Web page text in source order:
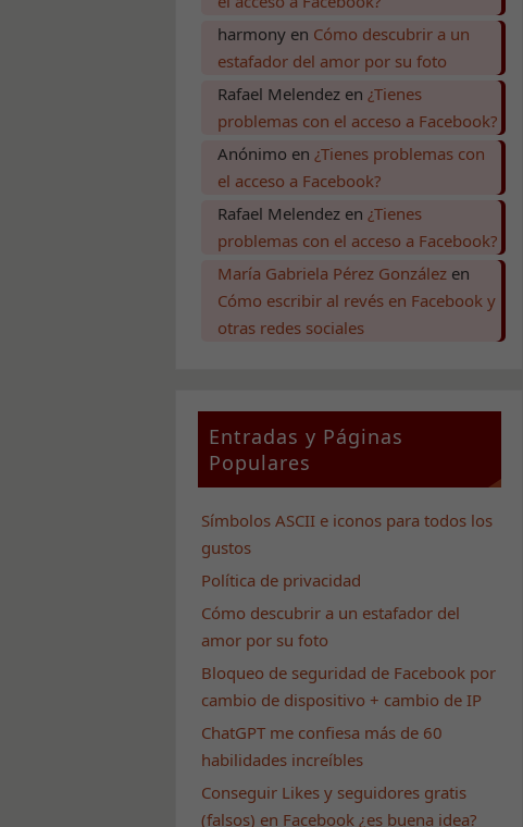
harmonyen Cómo descubrir a un
estafador del amor por su foto
Rafael Melendezen ¿Tienes
problemas con el acceso a Facebook?
Anónimo en ¿Tienes problemas con
el acceso a Facebook?
Rafael Melendezen ¿Tienes
problemas con el acceso a Facebook?
María Gabriela Pérez Gonzálezen
Cómo escribir al revés en Facebook y
otras redes sociales
Entradas y Páginas
Populares
Símbolos ASCII e iconos para todos los
gustos
Política de privacidad
Cómo descubrir a un estafador del
amor por su foto
Bloqueo de seguridad de Facebook por
cambio de dispositivo + cambio de IP
ChatGPT me confiesa más de 60
habilidades increíbles
Conseguir Likes y seguidores gratis
(falsos) en Facebook ¿es buena idea?